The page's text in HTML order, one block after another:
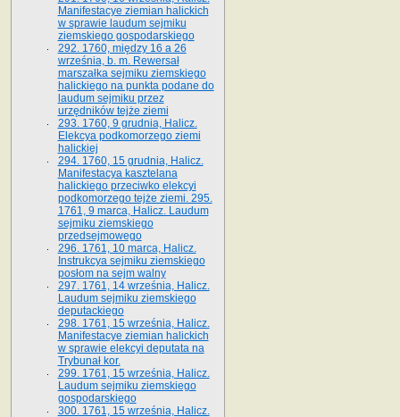
Manifestacye ziemian halickich
w sprawie laudum sejmiku
ziemskiego gospodarskiego
292. 1760, między 16 a 26
września, b. m. Rewersał
marszałka sejmiku ziemskiego
halickiego na punkta podane do
laudum sejmiku przez
urzędników tejże ziemi
293. 1760, 9 grudnia, Halicz.
Elekcya podkomorzego ziemi
halickiej
294. 1760, 15 grudnia, Halicz.
Manifestacya kasztelana
halickiego przeciwko elekcyi
podkomorzego tejże ziemi. 295.
1761, 9 marca, Halicz. Laudum
sejmiku ziemskiego
przedsejmowego
296. 1761, 10 marca, Halicz.
Instrukcya sejmiku ziemskiego
posłom na sejm walny
297. 1761, 14 września, Halicz.
Laudum sejmiku ziemskiego
deputackiego
298. 1761, 15 września, Halicz.
Manifestacye ziemian halickich
w sprawie elekcyi deputata na
Trybunał kor.
299. 1761, 15 września, Halicz.
Laudum sejmiku ziemskiego
gospodarskiego
300. 1761, 15 września, Halicz.